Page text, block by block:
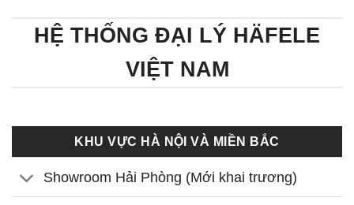
HỆ THỐNG ĐẠI LÝ HÄFELE
VIỆT NAM
KHU VỰC HÀ NỘI VÀ MIỀN BẮC
Showroom Hải Phòng (Mới khai trương)